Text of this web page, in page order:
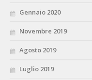
Gennaio 2020
Novembre 2019
Agosto 2019
Luglio 2019